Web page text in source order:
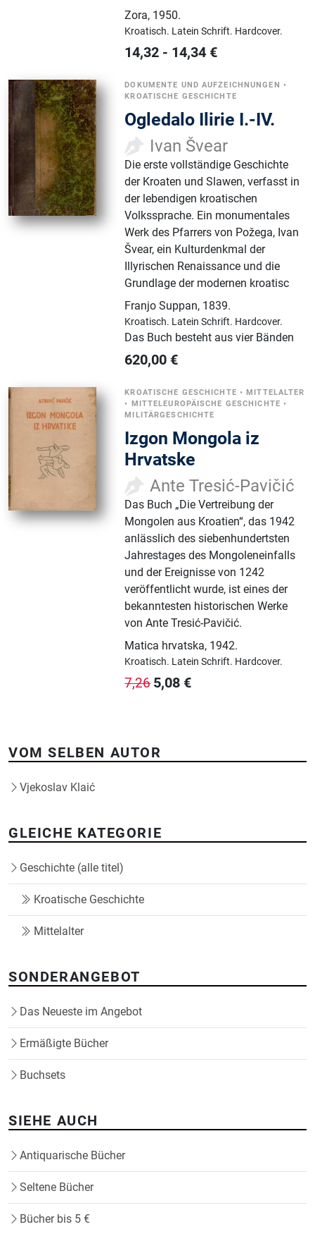
Zora, 1950.
Kroatisch. Latein Schrift. Hardcover.
14,32 - 14,34 €
DOKUMENTE UND AUFZEICHNUNGEN •
KROATISCHE GESCHICHTE
Ogledalo Ilirie I.-IV.
Ivan Švear
Die erste vollständige Geschichte
der Kroaten und Slawen, verfasst in
der lebendigen kroatischen
Volkssprache. Ein monumentales
Werk des Pfarrers von Požega, Ivan
Švear, ein Kulturdenkmal der
Illyrischen Renaissance und die
Grundlage der modernen kroatisc
Franjo Suppan, 1839.
Kroatisch. Latein Schrift. Hardcover.
Das Buch besteht aus vier Bänden
620,00 €
KROATISCHE GESCHICHTE •MITTELALTER
• MITTELEUROPÄISCHE GESCHICHTE •
MILITÄRGESCHICHTE
Izgon Mongola iz
Hrvatske
Ante Tresić-Pavičić
Das Buch „Die Vertreibung der
Mongolen aus Kroatien“, das 1942
anlässlich des siebenhundertsten
Jahrestages des Mongoleneinfalls
und der Ereignisse von 1242
veröffentlicht wurde, ist eines der
bekanntesten historischen Werke
von Ante Tresić-Pavičić.
Matica hrvatska, 1942.
Kroatisch. Latein Schrift. Hardcover.
7,26 5,08 €
VOM SELBEN AUTOR
Vjekoslav Klaić
GLEICHE KATEGORIE
Geschichte (alle titel)
Kroatische Geschichte
Mittelalter
SONDERANGEBOT
Das Neueste im Angebot
Ermäßigte Bücher
Buchsets
SIEHE AUCH
Antiquarische Bücher
Seltene Bücher
Bücher bis 5 €